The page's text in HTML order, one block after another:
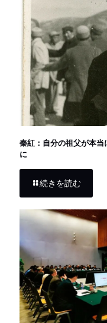
秦紅：自分の祖父が本
に
続きを読む